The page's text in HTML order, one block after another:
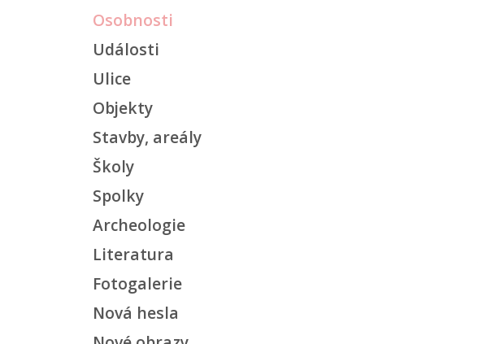
Osobnosti
Události
Ulice
Objekty
Stavby, areály
Školy
Spolky
Archeologie
Literatura
Fotogalerie
Nová hesla